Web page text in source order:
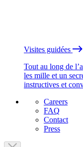
Visites guidées
Tout au long de
les mille et un
instructives et
Careers
FAQ
Contact
Press